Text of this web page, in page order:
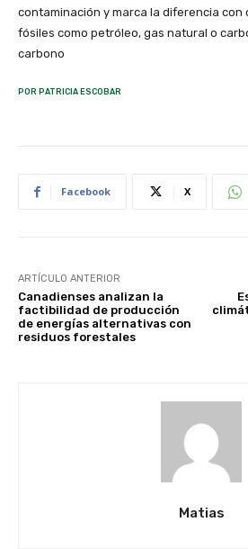
contaminación y marca la diferencia con
fósiles como petróleo, gas natural o
carbono
POR PATRICIA ESCOBAR
Facebook X
ARTÍCULO ANTERIOR
Canadienses analizan la
factibilidad de producción
de energías alternativas con
residuos forestales
Matias